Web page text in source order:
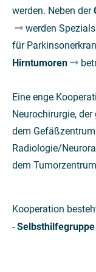
werden. Neben der
werden
für
Hirntumoren
Eine enge
Neurochirurgie,
dem
Radiologie/
dem
Kooperation
-